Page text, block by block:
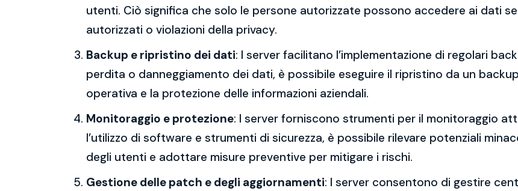
utenti. Ciò significa che solo le persone autorizzate possono accedere ai dati
autorizzati o violazioni della privacy.
Backup e ripristino dei dati: I server facilitano l’implementazione di regolari
perdita o danneggiamento dei dati, è possibile eseguire il ripristino da un
operativa e la protezione delle informazioni aziendali.
Monitoraggio e protezione: I server forniscono strumenti per il monitoraggio
l’utilizzo di software e strumenti di sicurezza, è possibile rilevare potenziali
degli utenti e adottare misure preventive per mitigare i rischi.
Gestione delle patch e degli aggiornamenti: I server consentono di gestire